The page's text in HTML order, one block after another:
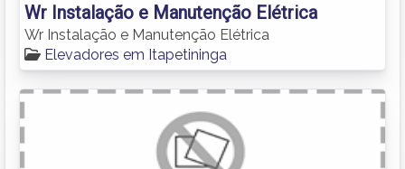
Wr Instalação e Manutenção Elétrica
Wr Instalação e Manutenção Elétrica
Elevadores em Itapetininga